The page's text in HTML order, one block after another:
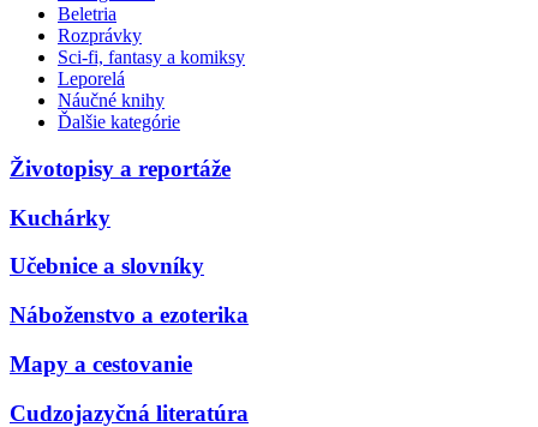
Beletria
Rozprávky
Sci-fi, fantasy a komiksy
Leporelá
Náučné knihy
Ďalšie kategórie
Životopisy a reportáže
Kuchárky
Učebnice a slovníky
Náboženstvo a ezoterika
Mapy a cestovanie
Cudzojazyčná literatúra